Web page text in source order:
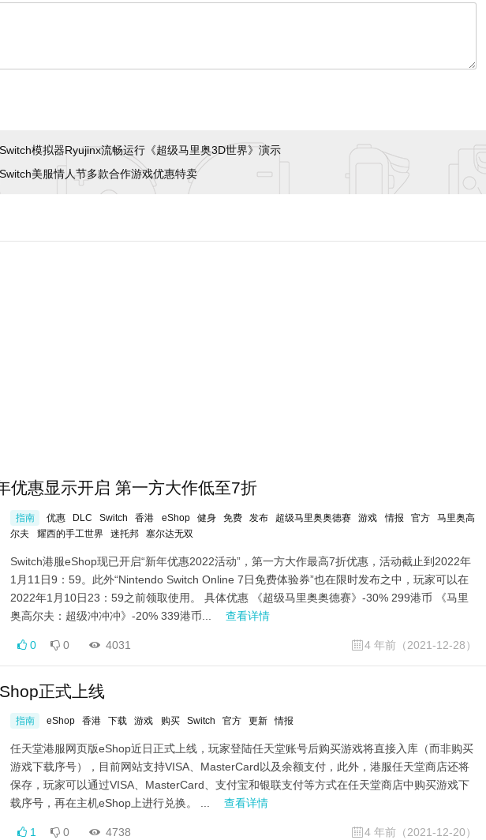
Switch模拟器Ryujinx流畅运行《超级马里奥3D世界》演示
Switch美服情人节多款合作游戏优惠特卖
优惠显示开启 第一方大作低至7折
指南 优惠 DLC Switch 香港 eShop 健身 免费 发布 超级马里奥奥德赛 游戏 情报 官方
马里奥高
尔夫
耀西的手工世界 迷托邦 塞尔达无双
Switch港服eShop现已开启“新年优惠2022活动”，第一方大作最高7折优惠，活动截止到2022年
1月11日9：59。此外“Nintendo Switch Online 7日免费体验券”也在限时发布之中，玩家可以在
2022年1月10日23：59之前领取使用。 具体优惠 《超级马里奥奥德赛》-30% 299港币 《马里
奥高尔夫：超级冲冲冲》-20% 339港币...
查看详情
0 0 4031 4 年前（2021-12-28）
正式上线
指南 eShop 香港 下载 游戏 购买 Switch 官方 更新 情报
任天堂港服网页版eShop近日正式上线，玩家登陆任天堂账号后购买游戏将直接入库（而非购买
游戏下载序号），目前网站支持VISA、MasterCard以及余额支付，此外，港服任天堂商店还将
保存，玩家可以通过VISA、MasterCard、支付宝和银联支付等方式在任天堂商店中购买游戏下
载序号，再在主机eShop上进行兑换。 ...
查看详情
1 0 4738 4 年前（2021-12-20）